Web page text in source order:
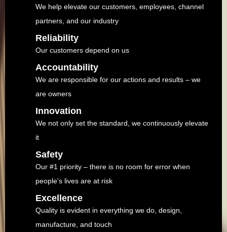
We help elevate our customers, employees, channel
partners, and our industry
Reliability
Our customers depend on us
Accountability
We are responsible for our actions and results – we
are owners
Innovation
We not only set the standard, we continuously elevate
it
Safety
Our #1 priority – there is no room for error when
people's lives are at risk
Excellence
Quality is evident in everything we do, design,
manufacture, and touch